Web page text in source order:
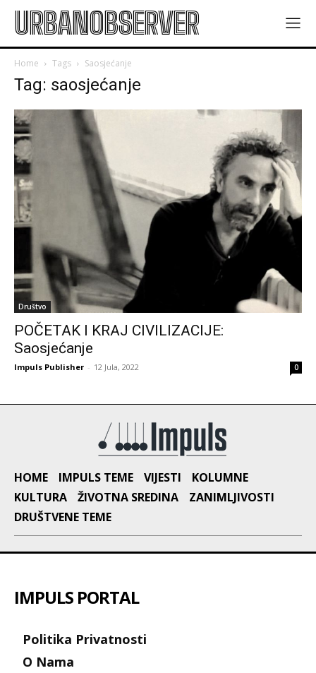
URBANOBSERVER
Home Tags Saosjećanje
Tag: saosjećanje
Društvo
POČETAK I KRAJ CIVILIZACIJE:
Saosjećanje
Impuls Publisher - 12 Jula, 2022 0
HOME IMPULS TEME VIJESTI
KOLUMNE
KULTURA
ŽIVOTNA SREDINA
ZANIMLJIVOSTI
DRUŠTVENE TEME
IMPULS PORTAL
Politika Privatnosti
O Nama